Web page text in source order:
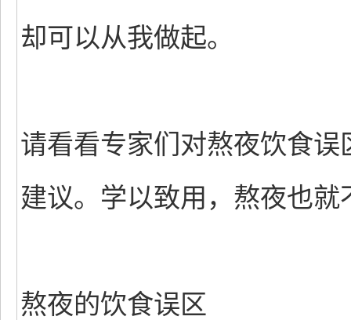
却可以从我做起。
请看看专家们对熬夜饮食
建议。学以致用，熬夜也就
熬夜的饮食误区